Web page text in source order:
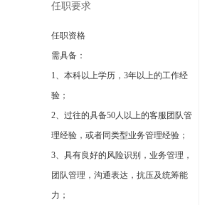
任职要求
任职资格
需具备：
1、本科以上学历，3年以上的工作经
验；
2、过往的具备50人以上的客服团队管
理经验，或者同类型业务管理经验；
3、具有良好的风险识别，业务管理，
团队管理，沟通表达，抗压及统筹能
力；